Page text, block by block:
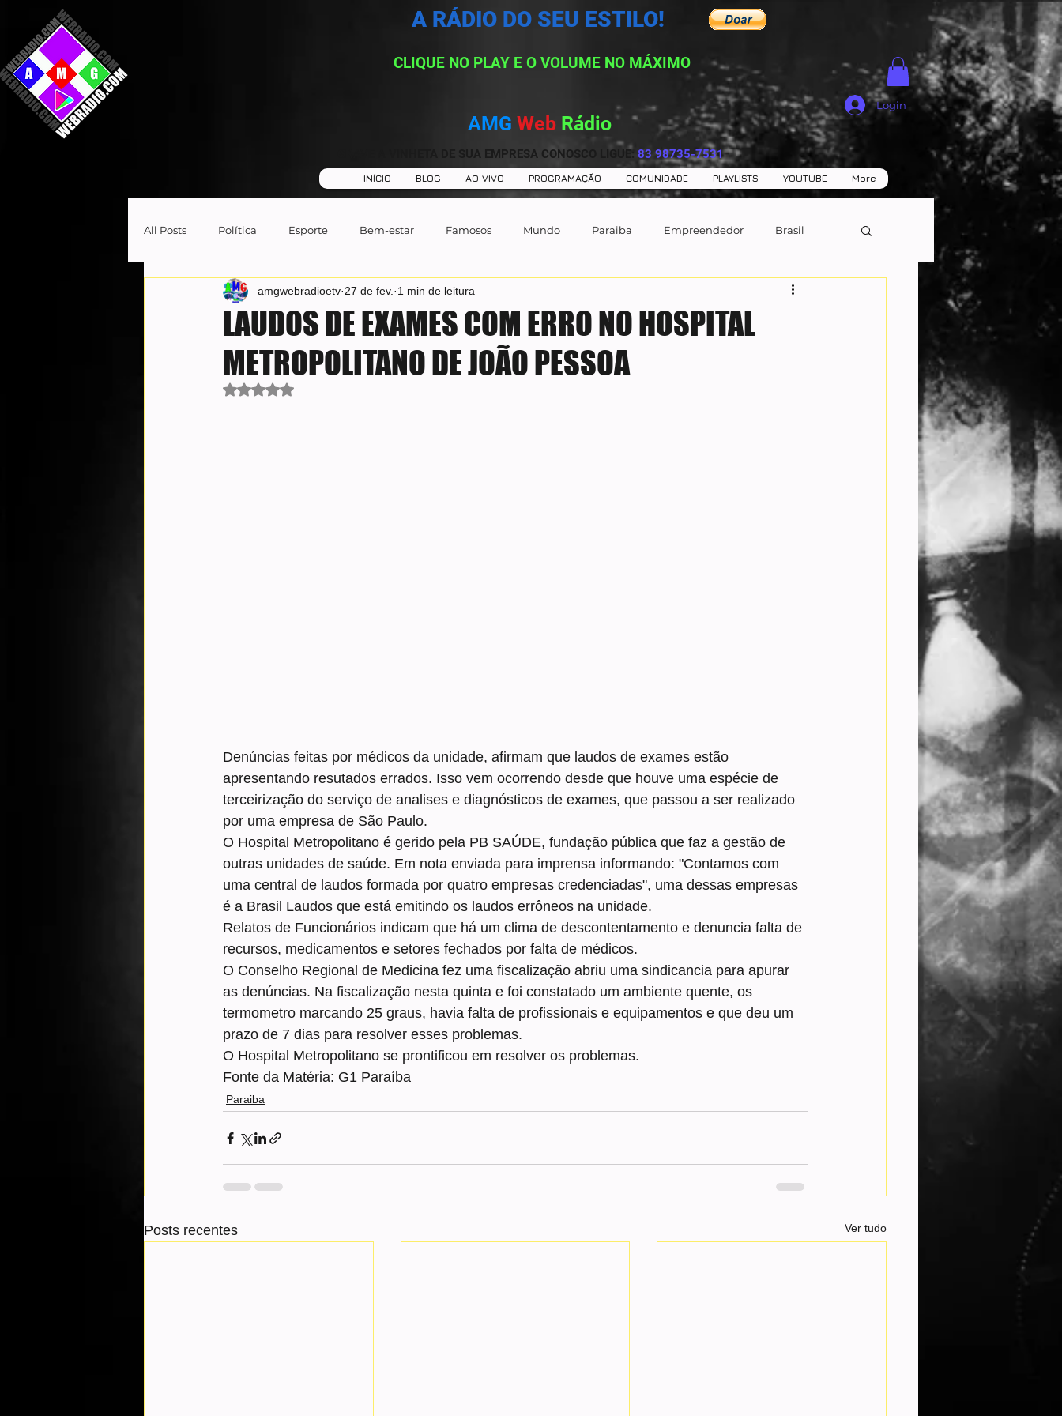
CLIQUE NO PLAY E O VOLUME NO MÁXIMO
AMG Web Rádio
GRAVE A VINHETA DE SUA EMPRESA CONOSCO LIGUE: 83 98735-7531
A RÁDIO DO SEU ESTILO!
Login
INÍCIO BLOG AO VIVO PROGRAMAÇÃO COMUNIDADE PLAYLISTS YOUTUBE More
All Posts Política Esporte Bem-estar Famosos Mundo Paraiba Empreendedor Brasil
LAUDOS DE EXAMES COM ERRO NO HOSPITAL
METROPOLITANO DE JOÃO PESSOA
amgwebradioetv 27 de fev. 1 min de leitura
Avaliado com NaN de 5 estrelas.
Denúncias feitas por médicos da unidade, afirmam que laudos de exames estão
apresentando resutados errados. Isso vem ocorrendo desde que houve uma espécie de
terceirização do serviço de analises e diagnósticos de exames, que passou a ser realizado
por uma empresa de São Paulo.
O Hospital Metropolitano é gerido pela PB SAÚDE, fundação pública que faz a gestão de
outras unidades de saúde. Em nota enviada para imprensa informando: "Contamos com
uma central de laudos formada por quatro empresas credenciadas", uma dessas empresas
é a Brasil Laudos que está emitindo os laudos errôneos na unidade.
Relatos de Funcionários indicam que há um clima de descontentamento e denuncia falta de
recursos, medicamentos e setores fechados por falta de médicos.
O Conselho Regional de Medicina fez uma fiscalização abriu uma sindicancia para apurar
as denúncias. Na fiscalização nesta quinta e foi constatado um ambiente quente, os
termometro marcando 25 graus, havia falta de profissionais e equipamentos e que deu um
prazo de 7 dias para resolver esses problemas.
O Hospital Metropolitano se prontificou em resolver os problemas.
Fonte da Matéria: G1 Paraíba
Paraiba
Posts recentes Ver tudo